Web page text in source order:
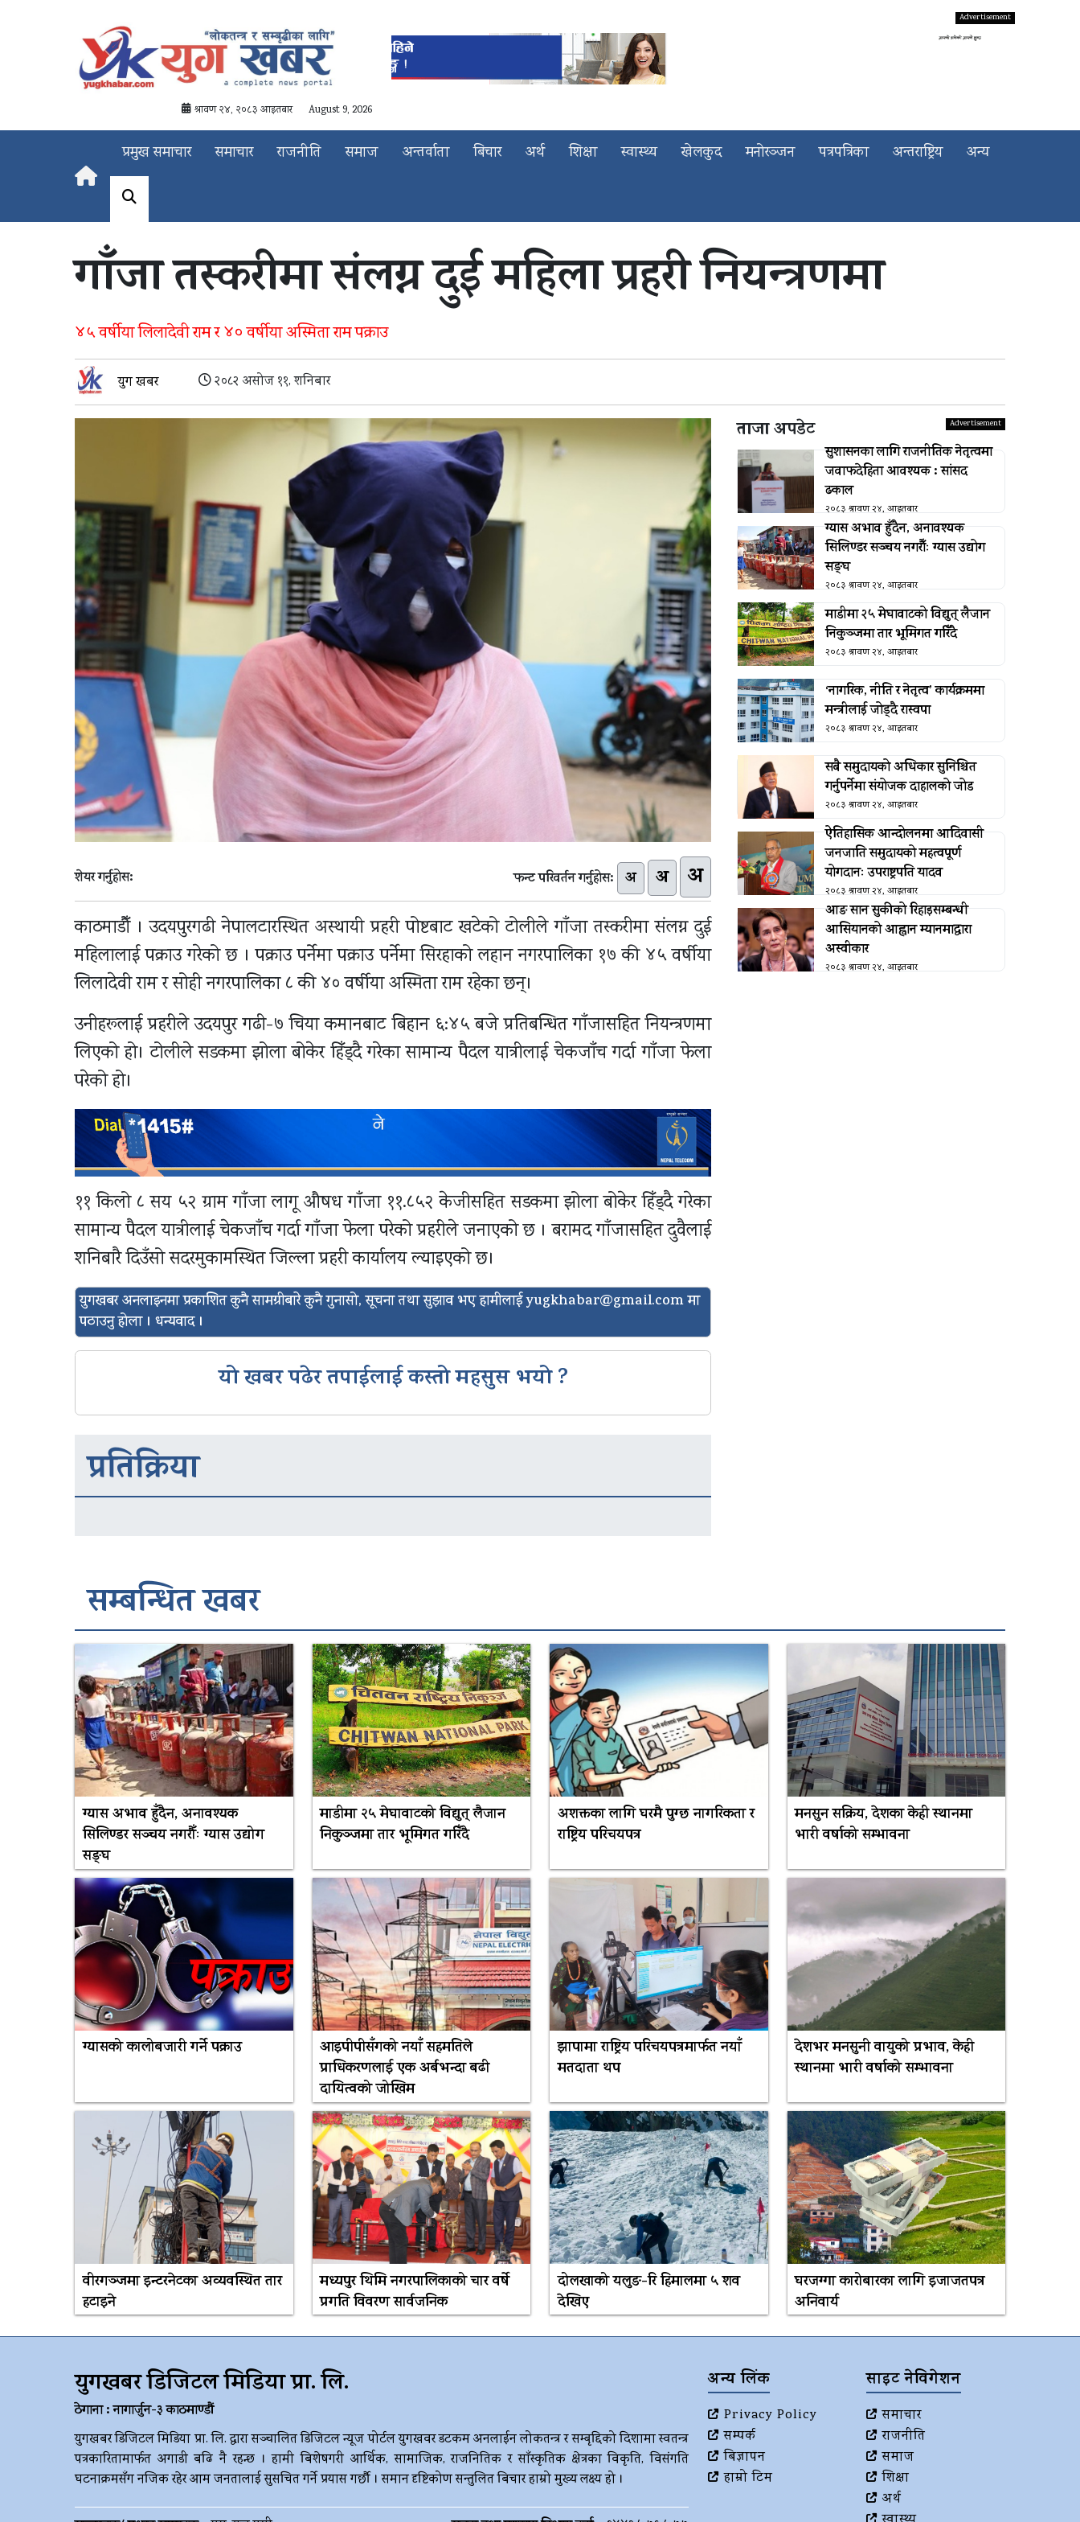
श्रावण २४, २०८३ आइतबार August 9, 2026
प्रमुख समाचार समाचार राजनीति समाज अन्तर्वाता बिचार अर्थ शिक्षा स्वास्थ्य खेलकुद मनोरञ्जन पत्रपत्रिका अन्तराष्ट्रिय अन्य
गाँजा तस्करीमा संलग्न दुई महिला प्रहरी नियन्त्रणमा
४५ वर्षीया लिलादेवी राम र ४० वर्षीया अस्मिता राम पक्राउ
युग खबर २०८२ असोज ११, शनिबार
शेयर गर्नुहोस: फन्ट परिवर्तन गर्नुहोस: अ अ अ
काठमाडौँ । उदयपुरगढी नेपालटारस्थित अस्थायी प्रहरी पोष्टबाट खटेको टोलीले गाँजा तस्करीमा संलग्न दुई
महिलालाई पक्राउ गरेको छ । पक्राउ पर्नेमा पक्राउ पर्नेमा सिरहाको लहान नगरपालिका १७ की ४५ वर्षीया
लिलादेवी राम र सोही नगरपालिका ८ की ४० वर्षीया अस्मिता राम रहेका छन्।
उनीहरूलाई प्रहरीले उदयपुर गढी-७ चिया कमानबाट बिहान ६:४५ बजे प्रतिबन्धित गाँजासहित नियन्त्रणमा
लिएको हो। टोलीले सडकमा झोला बोकेर हिँड्दै गरेका सामान्य पैदल यात्रीलाई चेकजाँच गर्दा गाँजा फेला
परेको हो।
११ किलो ८ सय ५२ ग्राम गाँजा लागू औषध गाँजा ११.८५२ केजीसहित सडकमा झोला बोकेर हिँड्दै गरेका
सामान्य पैदल यात्रीलाई चेकजाँच गर्दा गाँजा फेला परेको प्रहरीले जनाएको छ । बरामद गाँजासहित दुवैलाई
शनिबारै दिउँसो सदरमुकामस्थित जिल्ला प्रहरी कार्यालय ल्याइएको छ।
युगखबर अनलाइनमा प्रकाशित कुनै सामग्रीबारे कुनै गुनासो, सूचना तथा सुझाव भए हामीलाईyugkhabar@gmail.comमा
पठाउनु होला । धन्यवाद ।
यो खबर पढेर तपाईलाई कस्तो महसुस भयो ?
प्रतिक्रिया
ताजा अपडेट
सुशासनका लागि राजनीतिक नेतृत्वमा
जवाफदेहिता आवश्यक : सांसद
ढकाल
२०८३ श्रावण २४, आइतबार
ग्यास अभाव हुँदैन, अनावश्यक
सिलिण्डर सञ्चय नगरौँः ग्यास उद्योग
सङ्घ
२०८३ श्रावण २४, आइतबार
माडीमा २५ मेघावाटको विद्युत् लैजान
निकुञ्जमा तार भूमिगत गरिँदै
२०८३ श्रावण २४, आइतबार
‘नागरिक, नीति र नेतृत्व’ कार्यक्रममा
मन्त्रीलाई जोड्दै रास्वपा
२०८३ श्रावण २४, आइतबार
सबै समुदायको अधिकार सुनिश्चित
गर्नुपर्नेमा संयोजक दाहालको जोड
२०८३ श्रावण २४, आइतबार
ऐतिहासिक आन्दोलनमा आदिवासी
जनजाति समुदायको महत्वपूर्ण
योगदानः उपराष्ट्रपति यादव
२०८३ श्रावण २४, आइतबार
आङ सान सुकीको रिहाइसम्बन्धी
आसियानको आह्वान म्यानमाद्वारा
अस्वीकार
२०८३ श्रावण २४, आइतबार
सम्बन्धित खबर
ग्यास अभाव हुँदैन, अनावश्यक
सिलिण्डर सञ्चय नगरौँः ग्यास उद्योग
सङ्घ
माडीमा २५ मेघावाटको विद्युत् लैजान
निकुञ्जमा तार भूमिगत गरिँदै
अशक्तका लागि घरमै पुग्छ नागरिकता र
राष्ट्रिय परिचयपत्र
मनसुन सक्रिय, देशका केही स्थानमा
भारी वर्षाको सम्भावना
ग्यासको कालोबजारी गर्ने पक्राउ
आइपीपीसँगको नयाँ सहमतिले
प्राधिकरणलाई एक अर्बभन्दा बढी
दायित्वको जोखिम
झापामा राष्ट्रिय परिचयपत्रमार्फत नयाँ
मतदाता थप
देशभर मनसुनी वायुको प्रभाव, केही
स्थानमा भारी वर्षाको सम्भावना
वीरगञ्जमा इन्टरनेटका अव्यवस्थित तार
हटाइने
मध्यपुर थिमि नगरपालिकाको चार वर्षे
प्रगति विवरण सार्वजनिक
दोलखाको यलुङ-रि हिमालमा ५ शव
देखिए
घरजग्गा कारोबारका लागि इजाजतपत्र
अनिवार्य
युगखबर डिजिटल मिडिया प्रा. लि.
ठेगाना : नागार्जुन-३ काठमाण्डौं
युगखबर डिजिटल मिडिया प्रा. लि. द्धारा सञ्चालित डिजिटल न्यूज पोर्टल युगखवर डटकम अनलाईन लोकतन्त्र र सम्बृद्दिको दिशामा स्वतन्त्र
पत्रकारितामार्फत अगाडी बढि नै रहन्छ । हामी बिशेषगरी आर्थिक, सामाजिक, राजनितिक र साँस्कृतिक क्षेत्रका विकृति, विसंगति
घटनाक्रमसँग नजिक रहेर आम जनतालाई सुसचित गर्ने प्रयास गर्छौ । समान दृष्टिकोण सन्तुलित बिचार हाम्रो मुख्य लक्ष्य हो ।
अन्य लिंक
Privacy Policy
सम्पर्क
बिज्ञापन
हाम्रो टिम
साइट नेविगेशन
समाचार
राजनीति
समाज
शिक्षा
अर्थ